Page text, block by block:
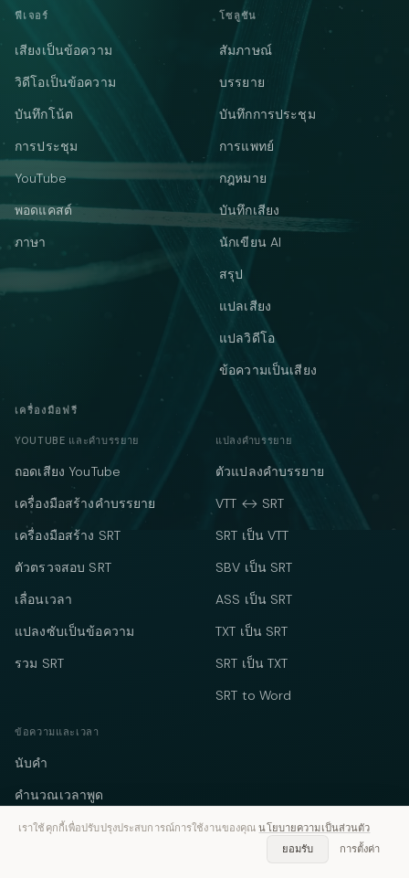
ฟีเจอร์
เสียงเป็นข้อความ
วิดีโอเป็นข้อความ
บันทึกโน้ต
การประชุม
YouTube
พอดแคสต์
ภาษา
โซลูชัน
สัมภาษณ์
บรรยาย
บันทึกการประชุม
การแพทย์
กฎหมาย
บันทึกเสียง
นักเขียน AI
สรุป
แปลเสียง
แปลวิดีโอ
ข้อความเป็นเสียง
เครื่องมือฟรี
YOUTUBE และคำบรรยาย
ถอดเสียง YouTube
เครื่องมือสร้างคำบรรยาย
เครื่องมือสร้าง SRT
ตัวตรวจสอบ SRT
เลื่อนเวลา
แปลงซับเป็นข้อความ
รวม SRT
แปลงคำบรรยาย
ตัวแปลงคำบรรยาย
VTT ↔ SRT
SRT เป็น VTT
SBV เป็น SRT
ASS เป็น SRT
TXT เป็น SRT
SRT เป็น TXT
SRT to Word
ข้อความและเวลา
นับคำ
คำนวณเวลาพูด
ตัวนับโซเชียล
เราใช้คุกกี้เพื่อปรับปรุงประสบการณ์การใช้งานของคุณนโยบายความเป็นส่วนตัว
ยอมรับ
การตั้งค่า